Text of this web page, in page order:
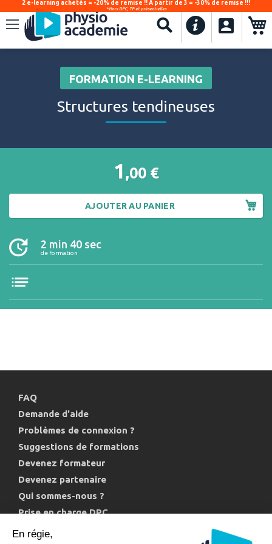
Recherche
2 e-learning achetés = -20% de remise !! À partir de 3 = -30% de remise !!!
*Hors DPC, TP et présentielles
.
FORMATION E-LEARNING
Structures tendineuses
2 min 40 sec
de formation
1 ,00 €
AJOUTER AU PANIER
FAQ
Demande d'aide
Problèmes de connexion ?
Suggestions de formations
Devenez formateur
Devenez partenaire
Qui sommes-nous ?
Prise en charge DPC
Politique de confidentialité et cookies
En régie,